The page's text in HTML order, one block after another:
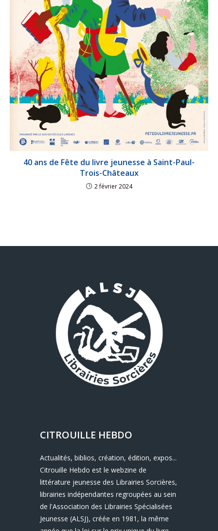
40 ans de Fête du livre jeunesse à Saint-Paul-
Trois-Châteaux
2 février 2024
CITROUILLE HEBDO
Actualités, biblios, création, édition, expos...
Citrouille Hebdo est le webzine de
littérature jeunesse des Librairies Sorcières,
librairies indépendantes regroupées au sein
de l'Association des Librairies Spécialisées
Jeunesse (ALSJ), créée en 1981, la même